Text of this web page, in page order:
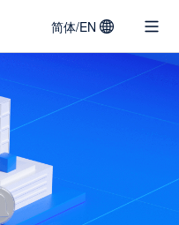
简体/EN